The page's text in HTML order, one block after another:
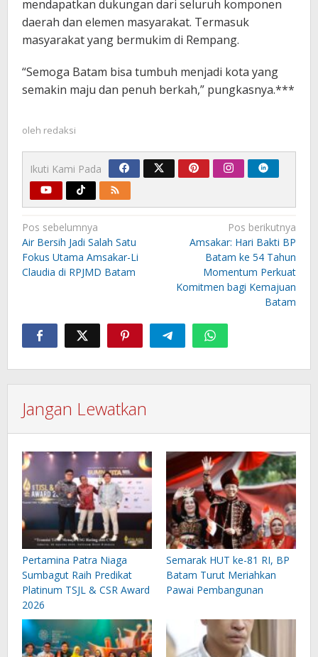
mendapatkan dukungan dari seluruh komponen
daerah dan elemen masyarakat. Termasuk
masyarakat yang bermukim di Rempang.
“Semoga Batam bisa tumbuh menjadi kota yang
semakin maju dan penuh berkah,” pungkasnya.***
oleh redaksi
Ikuti Kami Pada
Navigasi
pos
Pos sebelumnya
Air Bersih Jadi Salah Satu
Fokus Utama Amsakar-Li
Claudia di RPJMD Batam
Pos berikutnya
Amsakar: Hari Bakti BP
Batam ke 54 Tahun
Momentum Perkuat
Komitmen bagi Kemajuan
Batam
Jangan Lewatkan
Pertamina Patra Niaga
Sumbagut Raih Predikat
Platinum TSJL & CSR Award
2026
Semarak HUT ke-81 RI, BP
Batam Turut Meriahkan
Pawai Pembangunan